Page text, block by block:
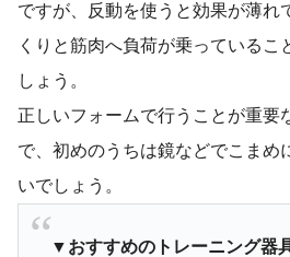
ですが、反動を使うと効果が薄れ
くりと筋肉へ負荷が乗っているこ
しょう。
正しいフォームで行うことが重要
で、初めのうちは鏡などでこまめ
いでしょう。
▼おすすめのトレーニング器